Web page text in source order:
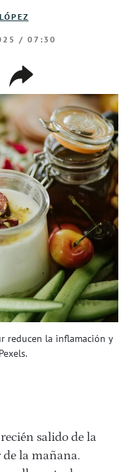
reducen la inflamación y
/ 07:30
compartir
enlace
salido de la
la mañana.